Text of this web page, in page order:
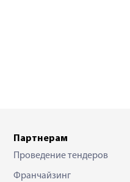
Партнерам
Проведение тендеров
Франчайзинг